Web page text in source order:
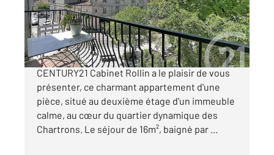
161 500 €
Bordeaux - Chartrons, Votre agence
CENTURY21 Cabinet Rollin a le plaisir de vous
présenter, ce charmant appartement d'une
pièce, situé au deuxième étage d'un immeuble
calme, au cœur du quartier dynamique des
Chartrons. Le séjour de 16m², baigné par ...